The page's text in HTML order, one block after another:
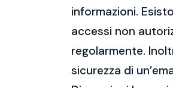
informazioni.
accessi non
regolarmente.
sicurezza di